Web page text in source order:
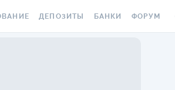
ДЕПОЗИТЫ БАНКИ ФОРУМ